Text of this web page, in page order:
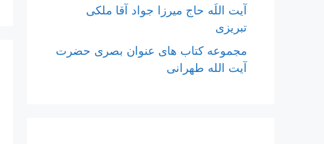
آیت اللَه حاج میرزا جواد آقا ملکی
تبریزی
مجموعه کتاب های عنوان بصری حضرت
آیت الله طهرانی